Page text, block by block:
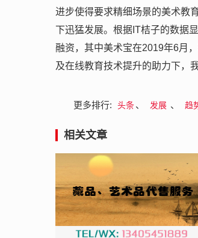
进步使得要求精细场景的美术教
下迅猛发展。根据IT桔子的数据
融资，其中美术宝在2019年6月
及在线教育技术提升的助力下，
更多排行: 头条、 发展 、 趋
相关文章